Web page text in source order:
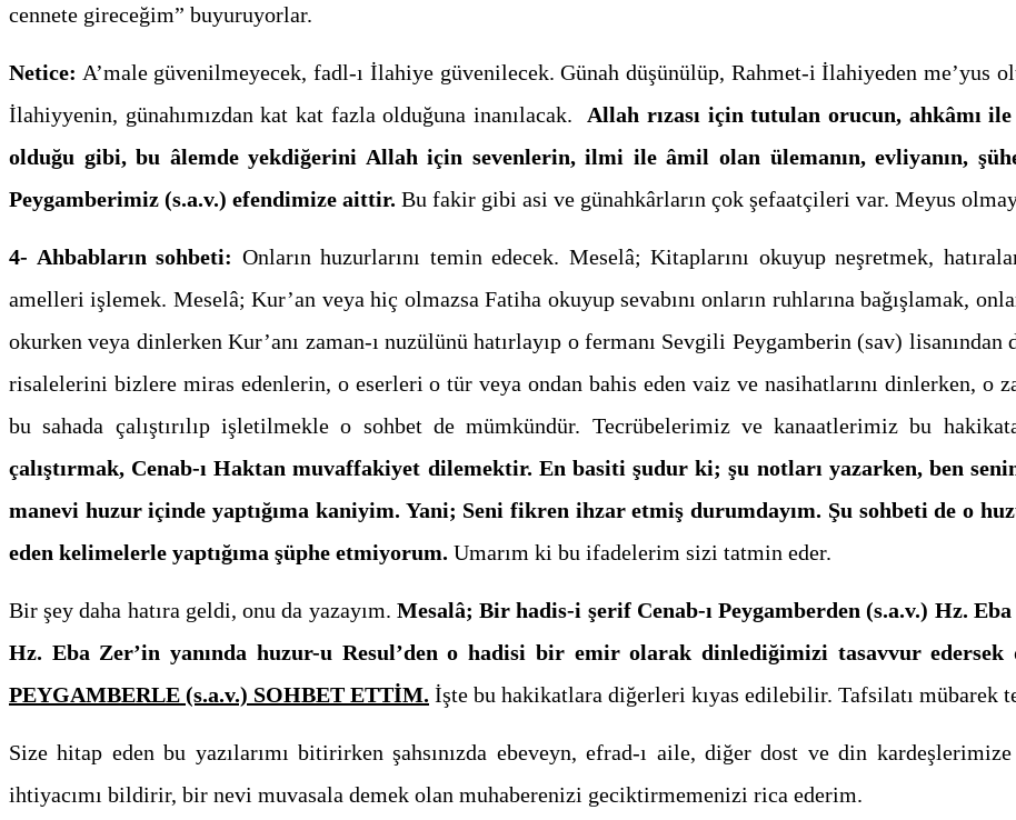
cennete gireceğim” buyuruyorlar.
Netice: A’male güvenilmeyecek, fadl-ı İlahiye güvenilecek. Günah düşünülüp, Rahmet-i İlahiyeden me’yus
İlahiyyenin, günahımızdan kat kat fazla olduğuna inanılacak. Allah rızası için tutulan orucun, ahkâmı
olduğu gibi, bu âlemde yekdiğerini Allah için sevenlerin, ilmi ile âmil olan ülemanın, evliyanın,
Peygamberimiz (s.a.v.) efendimize aittir. Bu fakir gibi asi ve günahkârların çok şefaatçileri var. Meyus
4- Ahbabların sohbeti: Onların huzurlarını temin edecek. Meselâ; Kitaplarını okuyup neşretmek,
amelleri işlemek. Meselâ; Kur’an veya hiç olmazsa Fatiha okuyup sevabını onların ruhlarına bağışlamak,
okurken veya dinlerken Kur’anı zaman-ı nuzülünü hatırlayıp o fermanı Sevgili Peygamberin (sav)
risalelerini bizlere miras edenlerin, o eserleri o tür veya ondan bahis eden vaiz ve nasihatlarını dinlerken, o
bu sahada çalıştırılıp işletilmekle o sohbet de mümkündür. Tecrübelerimiz ve kanaatlerimiz bu
çalıştırmak, Cenab-ı Haktan muvaffakiyet dilemektir. En basiti şudur ki; şu notları yazarken, ben
manevi huzur içinde yaptığıma kaniyim. Yani; Seni fikren ihzar etmiş durumdayım. Şu sohbeti de o
eden kelimelerle yaptığıma şüphe etmiyorum. Umarım ki bu ifadelerim sizi tatmin eder.
Bir şey daha hatıra geldi, onu da yazayım. Mesalâ; Bir hadis-i şerif Cenab-ı Peygamberden (s.a.v.) Hz.
Hz. Eba Zer’in yanında huzur-u Resul’den o hadisi bir emir olarak dinlediğimizi tasavvur
PEYGAMBERLE (s.a.v.) SOHBET ETTİM. İşte bu hakikatlara diğerleri kıyas edilebilir. Tafsilatı mübarek
Size hitap eden bu yazılarımı bitirirken şahsınızda ebeveyn, efrad-ı aile, diğer dost ve din
ihtiyacımı bildirir, bir nevi muvasala demek olan muhaberenizi geciktirmemenizi rica ederim.